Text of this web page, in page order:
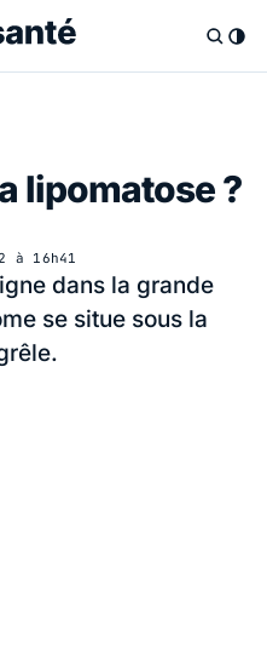
lipomatose ?
à 16h41
dans la grande
se situe sous la